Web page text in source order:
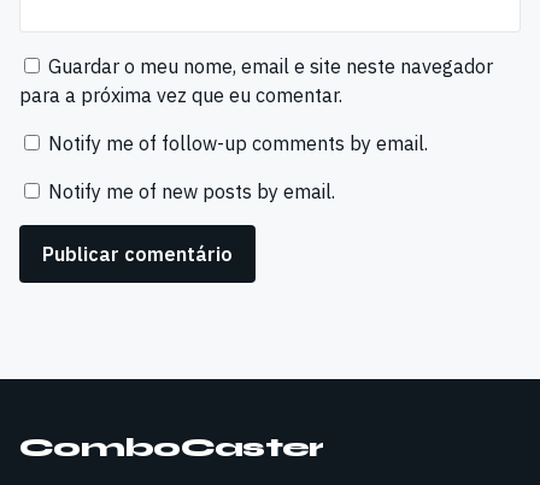
Guardar o meu nome, email e site neste navegador
para a próxima vez que eu comentar.
Notify me of follow-up comments by email.
Notify me of new posts by email.
ComboCaster